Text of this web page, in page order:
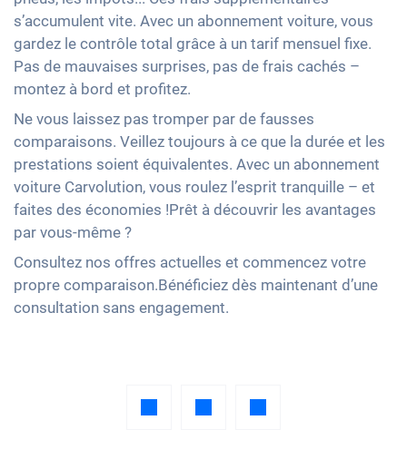
s’accumulent vite. Avec un abonnement voiture, vous
gardez le contrôle total grâce à un tarif mensuel fixe.
Pas de mauvaises surprises, pas de frais cachés –
montez à bord et profitez.
Ne vous laissez pas tromper par de fausses
comparaisons. Veillez toujours à ce que la durée et les
prestations soient équivalentes. Avec un abonnement
voiture Carvolution, vous roulez l’esprit tranquille – et
faites des économies !Prêt à découvrir les avantages
par vous-même ?
Consultez nos offres actuelles et commencez votre
propre comparaison.Bénéficiez dès maintenant d’une
consultation sans engagement.